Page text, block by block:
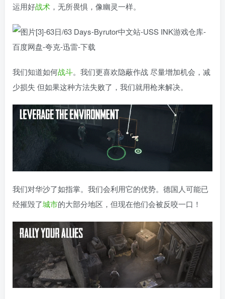
运用好战术 ，无所畏惧，像幽灵一样。
我们知道如何战斗。我们更喜欢隐蔽作战 尽量增加机会，减
少损失 但如果这种方法失败了，我们就用枪来解决。
我们对华沙了如指掌。我们会利用它的优势。德国人可能已
经摧毁了城市的大部分地区，但现在他们会被反咬一口！